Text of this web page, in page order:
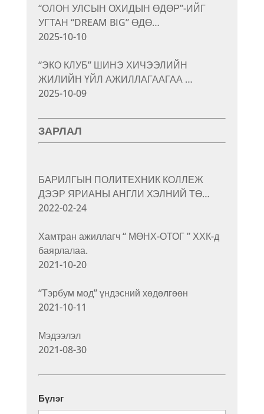
“ОЛОН УЛСЫН ОХИДЫН ӨДӨР”-ИЙГ
УГТАН “DREAM BIG” ӨДӨ…
2025-10-10
“ЭКО КЛУБ” ШИНЭ ХИЧЭЭЛИЙН
ЖИЛИЙН ҮЙЛ АЖИЛЛАГААГАА …
2025-10-09
ЗАРЛАЛ
БАРИЛГЫН ПОЛИТЕХНИК КОЛЛЕЖ
ДЭЭР ЯРИАНЫ АНГЛИ ХЭЛНИЙ ТӨ…
2022-02-24
Хамтран ажиллагч “ МӨНХ-ОТОГ ” ХХК-д
баярлалаа.
2021-10-20
“Тэрбум мод” үндэсний хөдөлгөөн
2021-10-11
Мэдээлэл
2021-08-30
Бүлэг